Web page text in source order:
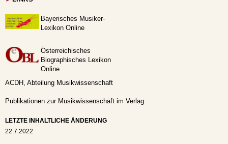
Bayerisches Musiker-
Lexikon Online
Österreichisches
Biographisches Lexikon
Online
ACDH, Abteilung Musikwissenschaft
Publikationen zur Musikwissenschaft im Verlag
LETZTE INHALTLICHE ÄNDERUNG
22.7.2022